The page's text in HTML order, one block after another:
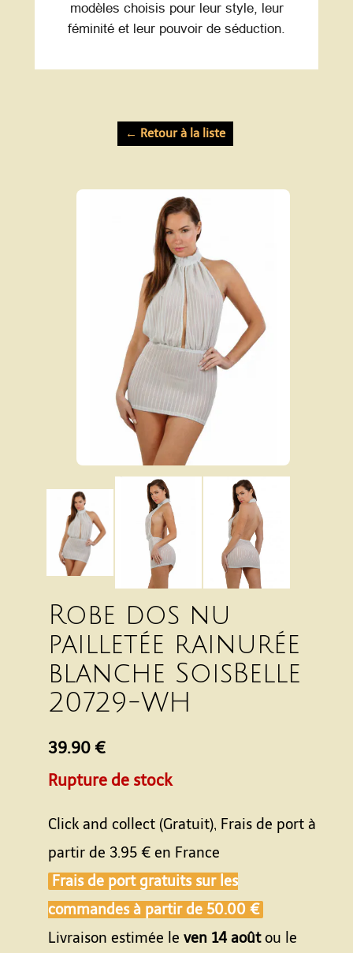
modèles choisis pour leur style, leur
féminité et leur pouvoir de séduction.
← Retour à la liste
Robe dos nu
pailletée rainurée
blanche SoisBelle
20729-WH
39.90 €
Rupture de stock
Click and collect (Gratuit), Frais de port à
partir de 3.95 € en France
Frais de port gratuits sur les
commandes à partir de 50.00 €
Livraison estimée le ven 14 aoûtou le